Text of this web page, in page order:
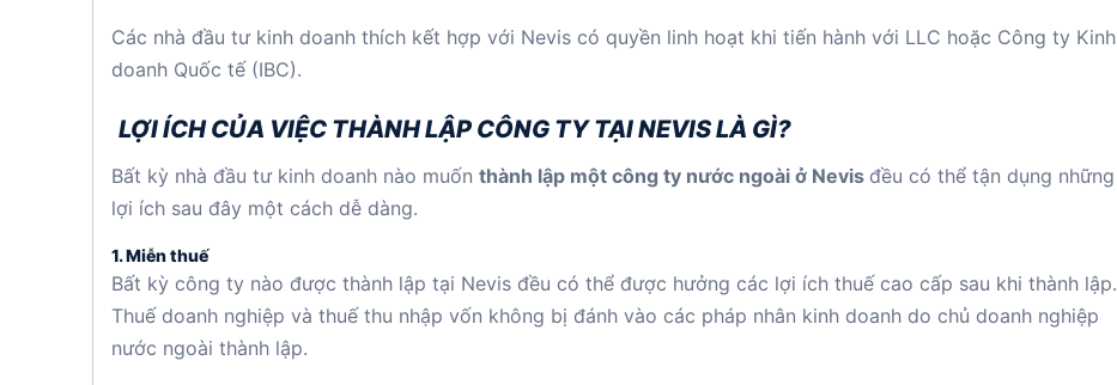
Các nhà đầu tư kinh doanh thích kết hợp với Nevis có quyền linh hoạt khi tiến hành với LLC hoặc Công ty Kinh
doanh Quốc tế (IBC).
LỢI ÍCH CỦA VIỆC THÀNH LẬP CÔNG TY TẠI NEVIS LÀ GÌ?
Bất kỳ nhà đầu tư kinh doanh nào muốn thành lập một công ty nước ngoài ở Nevis đều có thể tận dụng những
lợi ích sau đây một cách dễ dàng.
1. Miễn thuế
Bất kỳ công ty nào được thành lập tại Nevis đều có thể được hưởng các lợi ích thuế cao cấp sau khi thành lập.
Thuế doanh nghiệp và thuế thu nhập vốn không bị đánh vào các pháp nhân kinh doanh do chủ doanh nghiệp
nước ngoài thành lập.